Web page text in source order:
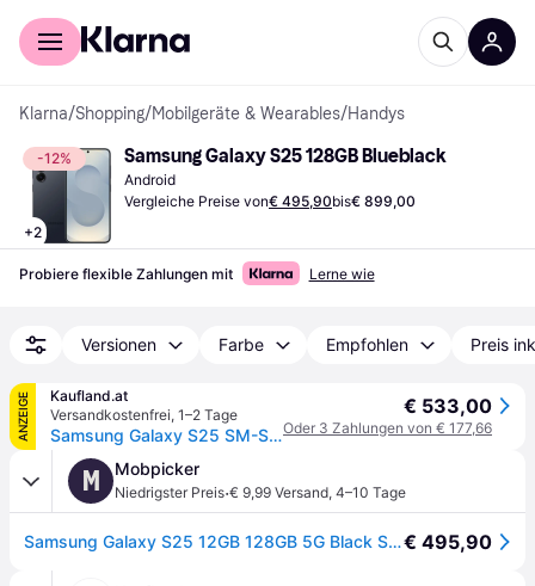
Für Shopper
Klarna/Shopping/Mobilgeräte & Wearables/Handys
-12%
+2
Samsung Galaxy S25 128GB Blueblack
Android
Vergleiche Preise von€ 495,90bis€ 899,00
Probiere flexible Zahlungen mit Lerne wie
Versionen Farbe Empfohlen Preis
ANZEIGE
Kaufland.at
Versandkostenfrei, 1–2 Tage
Samsung Galaxy S25 SM-S931B/DS, 15,8 cm (6.2"), 12 GB, 128 GB, 50 MP, Android 15, Schwarz
€ 533,00
Oder 3 Zahlungen von € 177,66
M Mobpicker
Niedrigster Preis·€ 9,99 Versand, 4–10 Tage
Samsung Galaxy S25 12GB 128GB 5G Black Smartphone€ 495,90